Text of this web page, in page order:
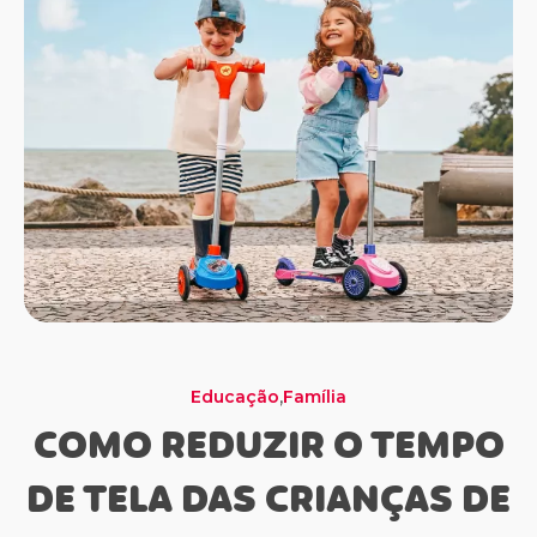
Momento DouradoSaúde e Bem Estar
Educação,Família
COMO REDUZIR O TEMPO
DE TELA DAS CRIANÇAS DE
FamíliaSaúde e Bem Estar